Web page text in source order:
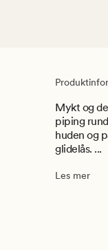
Mykt og
piping
huden og
glidelås. ...
Les mer